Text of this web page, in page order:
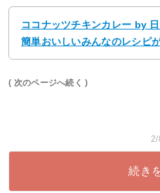
ココナッツチキンカレー by
簡単おいしいみんなのレシピ
( 次のページへ続く )
2/
続き